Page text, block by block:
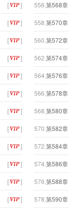
[ ] 556. 第568
[ ] 558. 第570章
[ ] 560. 第572
[ ] 562. 第574
[ ] 564. 第576
[ ] 566. 第578
[ ] 568. 第580
[ ] 570. 第582
[ ] 572. 第584
[ ] 574. 第586
[ ] 576. 第588
[ ] 578. 第590